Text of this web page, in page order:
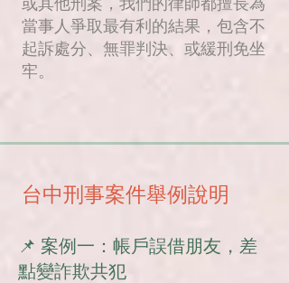
當事人爭取最有利的結果，包含不
起訴處分、無罪判決、或緩刑免坐
牢。
台中刑事案件舉例說明
📌 案例一：帳戶誤借朋友，差
點變詐欺共犯